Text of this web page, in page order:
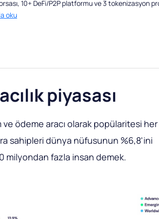
10+ DeFi/P2P platformu ve 3 tokenizasyon
oku
piyasası
ve ödeme aracı olarak popülaritesi her
sahipleri dünya nüfusunun %6,8'ini
milyondan fazla insan demek.